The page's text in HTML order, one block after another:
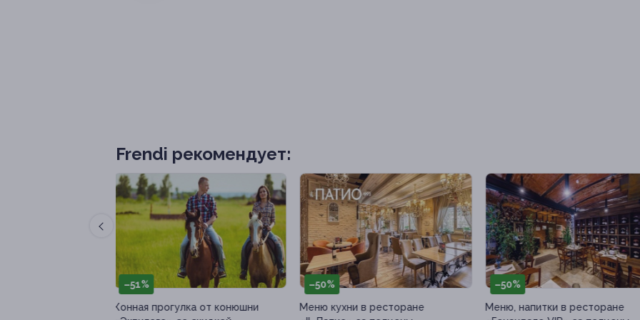
Frendi рекомендует:
–50%
Меню кухни в ресторане
–50%
Меню, напитки в ресторане
–30%
Меню и безалкогольные